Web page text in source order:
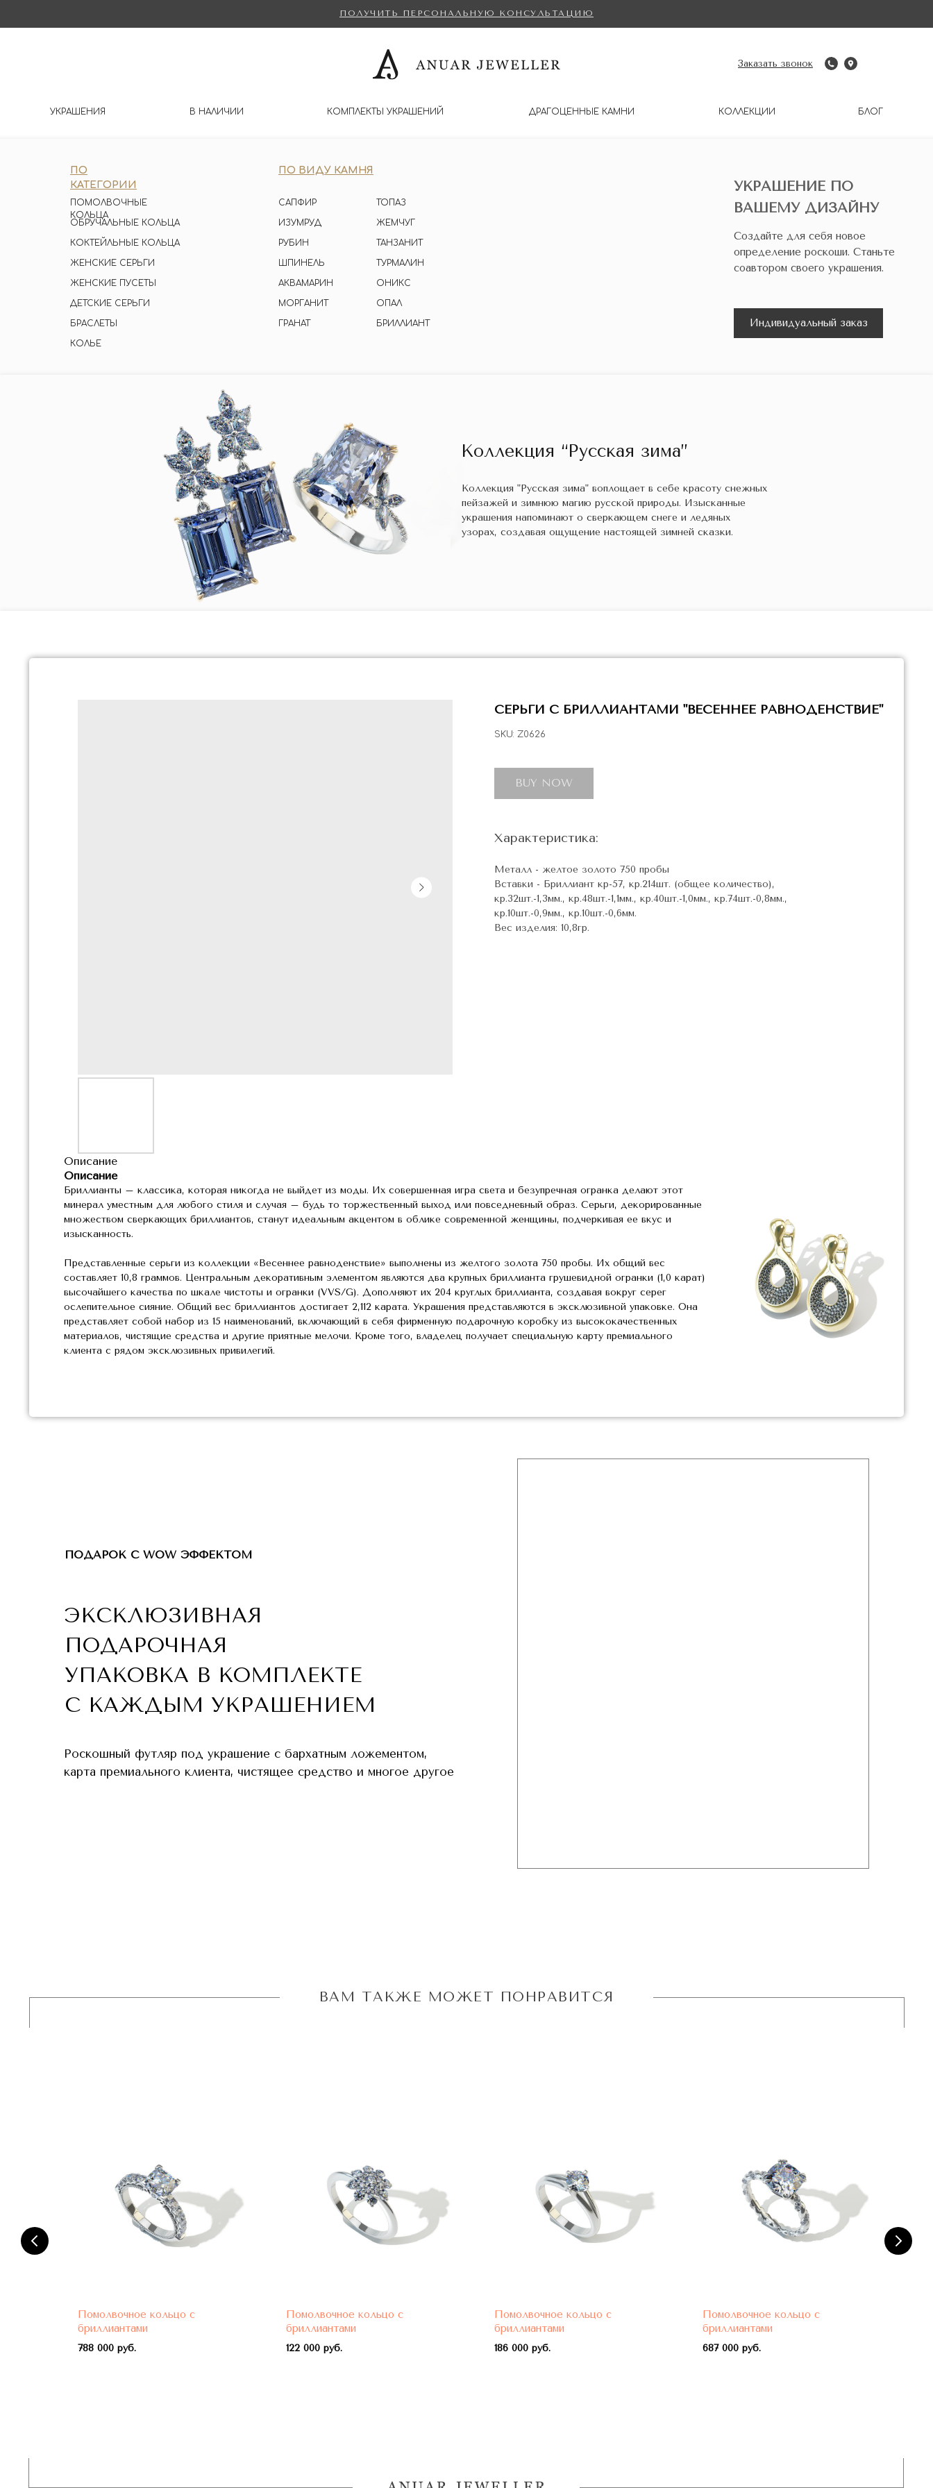
ДРАГОЦЕННЫЕ КАМНИ
УКРАШЕНИЯ КОМПЛЕКТЫ УКРАШЕНИЙ БЛОГ
КОЛЛЕКЦИИ
В НАЛИЧИИ
ПОЛУЧИТЬ ПЕРСОНАЛЬНУЮ КОНСУЛЬТАЦИЮ
Заказать звонок
ПО
КАТЕГОРИИ
ПОМОЛВОЧНЫЕ
КОЛЬЦА
ОБРУЧАЛЬНЫЕ КОЛЬЦА
ЖЕНСКИЕ СЕРЬГИ
КОКТЕЙЛЬНЫЕ КОЛЬЦА
ЖЕНСКИЕ ПУСЕТЫ
ДЕТСКИЕ СЕРЬГИ
БРАСЛЕТЫ
КОЛЬЕ
ПО ВИДУ КАМНЯ
САПФИР
ИЗУМРУД
ШПИНЕЛЬ
РУБИН
АКВАМАРИН
МОРГАНИТ
ГРАНАТ БРИЛЛИАНТ
ТОПАЗ
ЖЕМЧУГ
ТУРМАЛИН
ТАНЗАНИТ
ОНИКС
ОПАЛ
УКРАШЕНИЕ ПО
ВАШЕМУ ДИЗАЙНУ
Создайте для себя новое
определение роскоши. Станьте
соавтором своего украшения.
Индивидуальный заказ
Коллекция “Русская зима”
Коллекция "Русская зима" воплощает в себе красоту снежных
пейзажей и зимнюю магию русской природы. Изысканные
украшения напоминают о сверкающем снеге и ледяных
узорах, создавая ощущение настоящей зимней сказки.
СЕРЬГИ С БРИЛЛИАНТАМИ "ВЕСЕННЕЕ РАВНОДЕНСТВИЕ"
SKU: Z0626
BUY NOW
Характеристика:
Металл - желтое золото 750 пробы
Вставки - Бриллиант кр-57, кр.214шт. (общее количество),
кр.32шт.-1,3мм., кр.48шт.-1,1мм., кр.40шт.-1,0мм., кр.74шт.-0,8мм.,
кр.10шт.-0,9мм., кр.10шт.-0,6мм.
Вес изделия: 10,8гр.
Описание
Описание
Бриллианты – классика, которая никогда не выйдет из моды. Их совершенная игра света и безупречная огранка делают этот
минерал уместным для любого стиля и случая – будь то торжественный выход или повседневный образ. Серьги, декорированные
множеством сверкающих бриллиантов, станут идеальным акцентом в облике современной женщины, подчеркивая ее вкус и
изысканность.
Представленные серьги из коллекции «Весеннее равноденствие» выполнены из желтого золота 750 пробы. Их общий вес
составляет 10,8 граммов. Центральным декоративным элементом являются два крупных бриллианта грушевидной огранки (1,0 карат)
высочайшего качества по шкале чистоты и огранки (VVS/G). Дополняют их 204 круглых бриллианта, создавая вокруг серег
ослепительное сияние. Общий вес бриллиантов достигает 2,112 карата. Украшения представляются в эксклюзивной упаковке. Она
представляет собой набор из 15 наименований, включающий в себя фирменную подарочную коробку из высококачественных
материалов, чистящие средства и другие приятные мелочи. Кроме того, владелец получает специальную карту премиального
клиента с рядом эксклюзивных привилегий.
ЭКСКЛЮЗИВНАЯ
ПОДАРОЧНАЯ
УПАКОВКА В КОМПЛЕКТЕ
С КАЖДЫМ УКРАШЕНИЕМ
Роскошный футляр под украшение с бархатным ложементом,
карта премиального клиента, чистящее средство и многое другое
ПОДАРОК С WOW ЭФФЕКТОМ
ВАМ ТАКЖЕ МОЖЕТ ПОНРАВИТСЯ
Помолвочное кольцо с
бриллиантами
788 000 руб.
Помолвочное кольцо с
бриллиантами
122 000 руб.
Помолвочное кольцо с
бриллиантами
186 000 руб.
Помолвочное кольцо с
бриллиантами
687 000 руб.